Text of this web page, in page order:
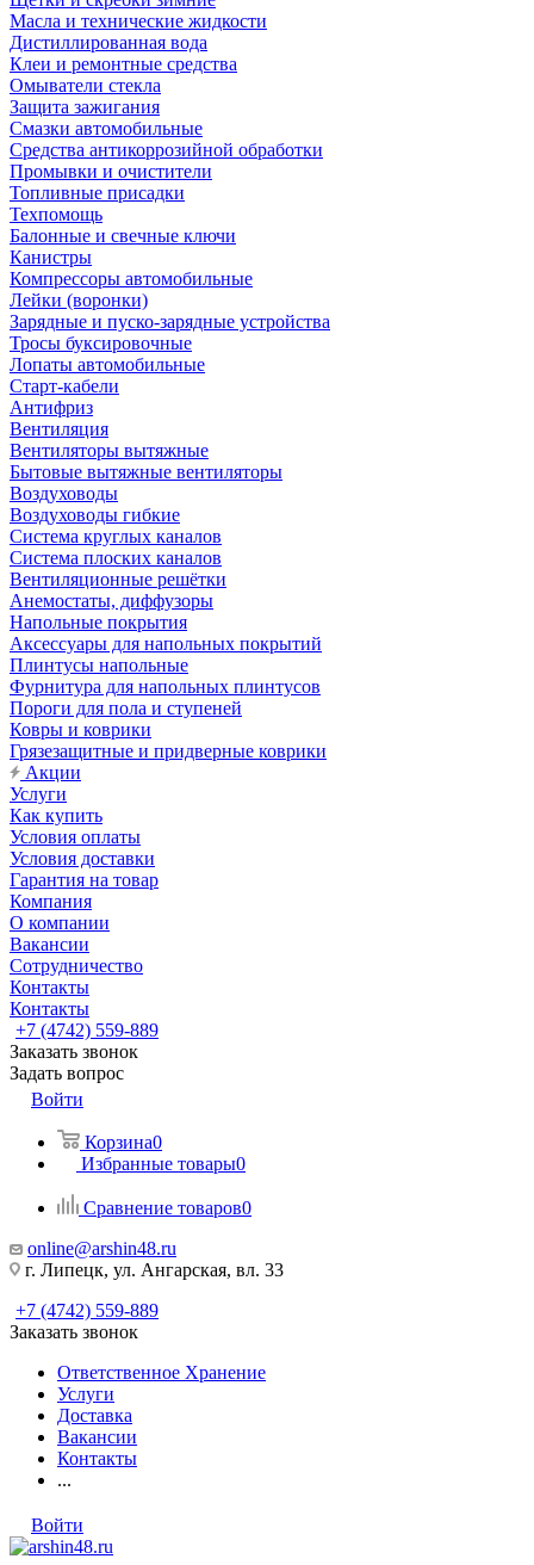
Масла и технические жидкости
Дистиллированная вода
Клеи и ремонтные средства
Омыватели стекла
Защита зажигания
Смазки автомобильные
Средства антикоррозийной обработки
Промывки и очистители
Топливные присадки
Техпомощь
Балонные и свечные ключи
Канистры
Компрессоры автомобильные
Лейки (воронки)
Зарядные и пуско-зарядные устройства
Тросы буксировочные
Лопаты автомобильные
Старт-кабели
Антифриз
Вентиляция
Вентиляторы вытяжные
Бытовые вытяжные вентиляторы
Воздуховоды
Воздуховоды гибкие
Система круглых каналов
Система плоских каналов
Вентиляционные решётки
Анемостаты, диффузоры
Напольные покрытия
Аксессуары для напольных покрытий
Плинтусы напольные
Фурнитура для напольных плинтусов
Пороги для пола и ступеней
Ковры и коврики
Грязезащитные и придверные коврики
Акции
Услуги
Как купить
Условия оплаты
Условия доставки
Гарантия на товар
Компания
О компании
Вакансии
Сотрудничество
Контакты
Контакты
+7 (4742) 559-889
Заказать звонок
Задать вопрос
Войти
Корзина0
Избранные товары0
Сравнение товаров0
online@arshin48.ru
г. Липецк, ул. Ангарская, вл. 33
+7 (4742) 559-889
Заказать звонок
Ответственное Хранение
Услуги
Доставка
Вакансии
Контакты
...
Войти